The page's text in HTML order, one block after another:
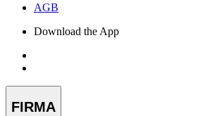
AGB
Download the App
FIRMA